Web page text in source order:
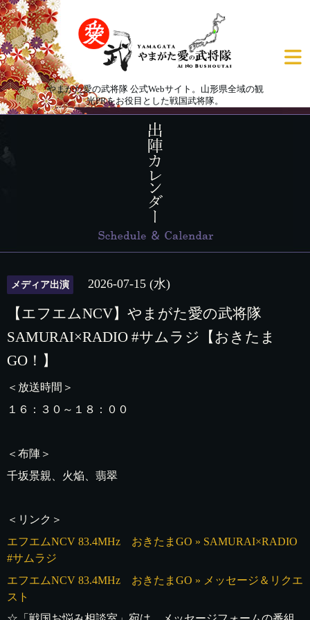
やまがた愛の武将隊 公式Webサイト。山形県全域の観
光PRをお役目とした戦国武将隊。
メディア出演 2026-07-15 (水)
【エフエムNCV】やまがた愛の武将隊
SAMURAI×RADIO #サムラジ【おきたま
GO！】
＜放送時間＞
１６：３０～１８：００
＜布陣＞
千坂景親、火焔、翡翠
＜リンク＞
エフエムNCV 83.4MHz おきたまGO » SAMURAI×RADIO
#サムラジ
エフエムNCV 83.4MHz おきたまGO » メッセージ＆リクエ
スト